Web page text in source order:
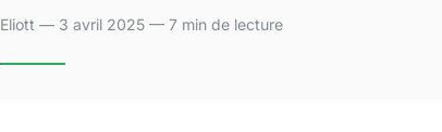
Eliott — 3 avril 2025 — 7 min de lecture